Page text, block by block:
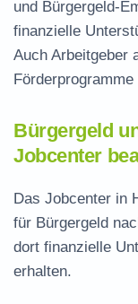
und Bürgergeld-
finanzielle
Auch Arbeitgeber
Bürgergeld
Jobcenter
Das Jobcenter in
für Bürgergeld
dort finanzielle
erhalten.